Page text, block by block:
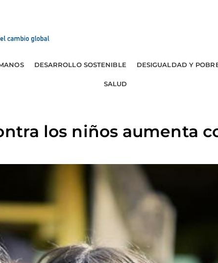
DESARROLLO SOSTENIBLE DESIGUALDAD Y
SALUD
los niños aumenta